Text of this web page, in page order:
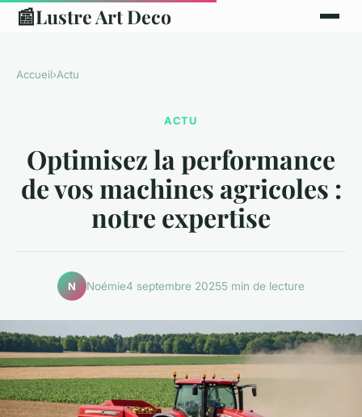
📰Lustre Art Deco
Accueil›Actu
ACTU
Optimisez la performance
de vos machines agricoles :
notre expertise
N Noémie4 septembre 20255 min de lecture